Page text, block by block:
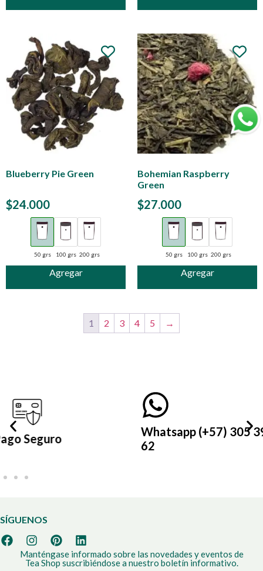
Blueberry Pie Green
$24.000
Agregar
50 grs 100 grs 200 grs
Bohemian Raspberry
Green
$27.000
Agregar
50 grs 100 grs 200 grs
1 2 3 4 5 →
Whatsapp (+57) 305 399 21
62
SÍGUENOS
Manténgase informado sobre las novedades y eventos de
Tea Shop suscribiéndose a nuestro boletín informativo.